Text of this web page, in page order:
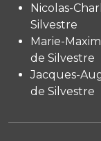
Nicolas-
Silvestre
Marie-
de Silvestre
Jacques-
de Silvestre